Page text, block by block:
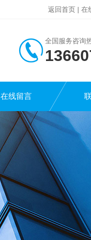
返回首页 | 在
全国服务咨询
在线留言